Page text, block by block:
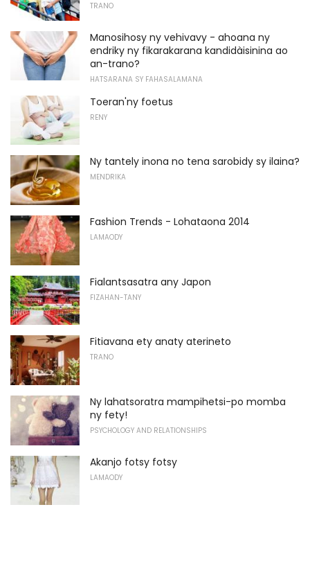
TRANO
Manosihosy ny vehivavy - ahoana ny
endriky ny fikarakarana kandidàisinina ao
an-trano?
HATSARANA SY FAHASALAMANA
Toeran'ny foetus
RENY
Ny tantely inona no tena sarobidy sy ilaina?
MENDRIKA
Fashion Trends - Lohataona 2014
LAMAODY
Fialantsasatra any Japon
FIZAHAN-TANY
Fitiavana ety anaty aterineto
TRANO
Ny lahatsoratra mampihetsi-po momba
ny fety!
PSYCHOLOGY AND RELATIONSHIPS
Akanjo fotsy fotsy
LAMAODY